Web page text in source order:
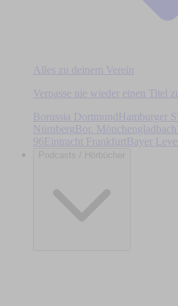
Alles zu deinem Verein
Verpasse nie wieder einen Titel
Borussia DortmundHamburger
Nürnberg Bor. Mönchengladbach
96Eintracht Frankfurt Bayer
Podcasts / Hörbücher